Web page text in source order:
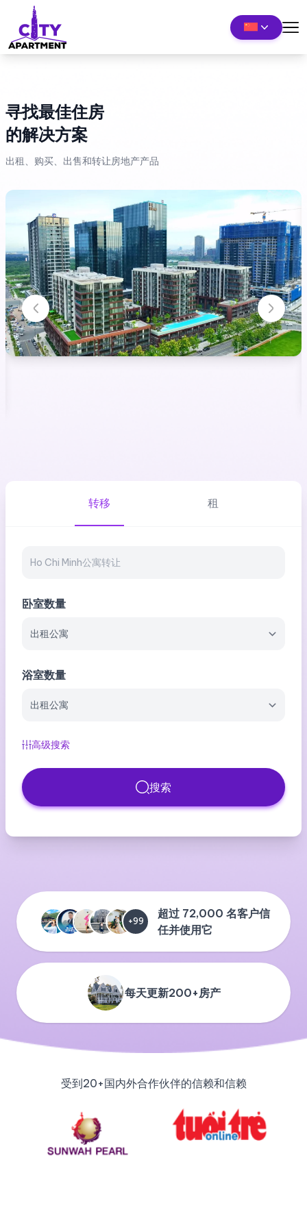
寻找最佳住房
的解决方案
出租、购买、出售和转让房地产产品
转移 租
卧室数量
浴室数量
高级搜索
搜索
+99
超过 72,000 名客户信
任并使用它
每天更新200+房产
受到20+国内外合作伙伴的信赖和信赖